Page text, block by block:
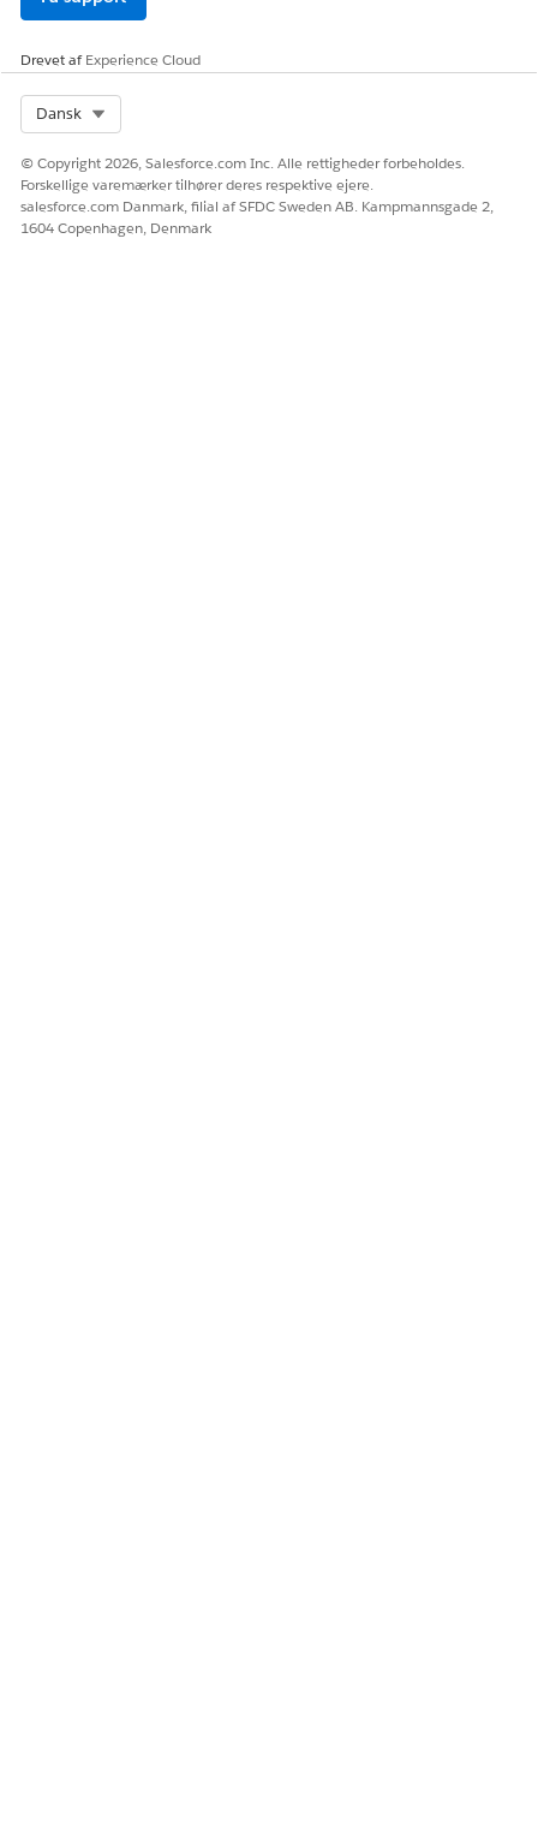
Drevet afExperience Cloud
Dansk
© Copyright 2026, Salesforce.com Inc. Alle rettigheder forbeholdes.
Forskellige varemærker tilhører deres respektive ejere.
salesforce.com Danmark, filial af SFDC Sweden AB. Kampmannsgade 2,
1604 Copenhagen, Denmark